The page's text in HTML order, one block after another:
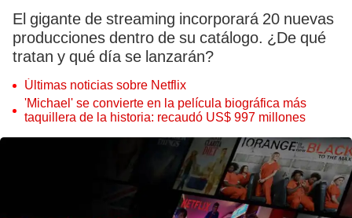
El gigante de streaming incorporará 20 nuevas
producciones dentro de su catálogo. ¿De qué
tratan y qué día se lanzarán?
Últimas noticias sobre Netflix
'Michael' se convierte en la película biográfica más
taquillera de la historia: recaudó US$ 997 millones